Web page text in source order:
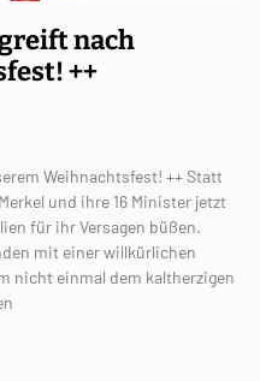
nach
++
Weihnachtsfest! ++ Statt
und ihre 16 Minister jetzt
für ihr Versagen büßen.
mit einer willkürlichen
nicht einmal dem kaltherzigen